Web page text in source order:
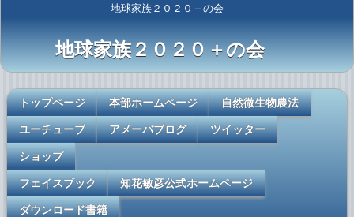
地球家族２０２０＋の会
地球家族２０２０＋の会
トップページ 本部ホームページ 自然微生物農法
ユーチューブ アメーバブログ ツイッター
ショップ
フェイスブック 知花敏彦公式ホームページ
ダウンロード書籍